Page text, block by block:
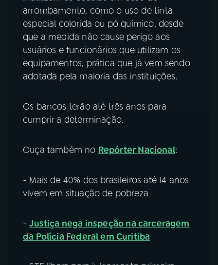
arrombamento, como o uso de tinta
especial colorida ou pó químico, desde
que a medida não cause perigo aos
usuários e funcionários que utilizam os
equipamentos, prática que já vem sendo
adotada pela maioria das instituições.
Os bancos terão até três anos para
cumprir a determinação.
Ouça também no Repórter Nacional:
- Mais de 40% dos brasileiros até 14 anos
vivem em situação de pobreza
-Justiça nega inspeção na carceragem
da Polícia Federal em Curitiba